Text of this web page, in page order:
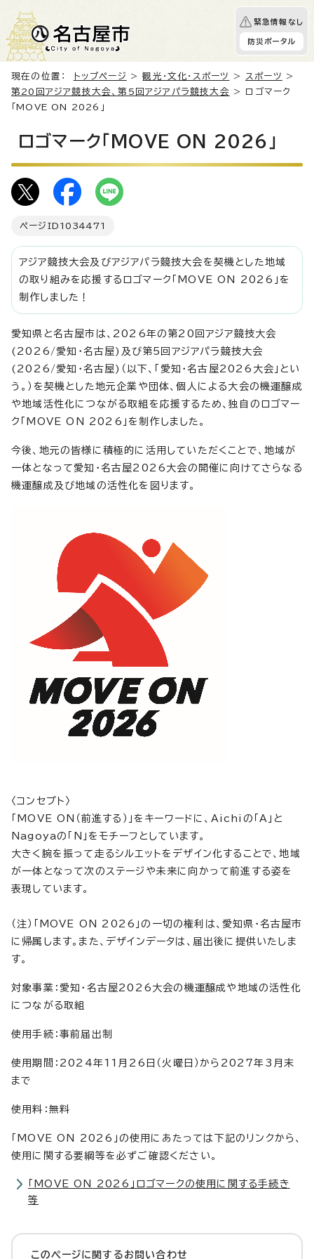
緊急情報なし
防災ポータル
現在の位置： トップページ >観光・文化・スポーツ > スポーツ
>
第20回アジア競技大会、第5回アジアパラ競技大会
> ロゴマーク
「MOVE ON 2026」
ロゴマーク「MOVE ON 2026」
ページID 1034471
アジア競技大会及びアジアパラ競技大会を契機とした地域
の取り組みを応援するロゴマーク「MOVE ON 2026」を
制作しました！
愛知県と名古屋市は、2026年の第20回アジア競技大会
(2026/愛知・名古屋)及び第5回アジアパラ競技大会
(2026/愛知・名古屋)（以下、「愛知・名古屋2026大会」とい
う。）を契機とした地元企業や団体、個人による大会の機運醸成
や地域活性化につながる取組を応援するため、独自のロゴマー
ク「MOVE ON 2026」を制作しました。
今後、地元の皆様に積極的に活用していただくことで、地域が
一体となって愛知・名古屋2026大会の開催に向けてさらなる
機運醸成及び地域の活性化を図ります。
〈コンセプト〉
「MOVE ON（前進する）」をキーワードに、Aichiの「A」と
Nagoyaの「N」をモチーフとしています。
大きく腕を振って走るシルエットをデザイン化することで、地域
が一体となって次のステージや未来に向かって前進する姿を
表現しています。
（注）「MOVE ON 2026」の一切の権利は、愛知県・名古屋市
に帰属します。また、デザインデータは、届出後に提供いたしま
す。
対象事業：愛知・名古屋2026大会の機運醸成や地域の活性化
につながる取組
使用手続：事前届出制
使用期間：2024年11月26日（火曜日）から2027年3月末
まで
使用料：無料
「MOVE ON 2026」の使用にあたっては下記のリンクから、
使用に関する要綱等を必ずご確認ください。
「MOVE ON 2026」ロゴマークの使用に関する手続き
等
このページに関する お問い合わせ